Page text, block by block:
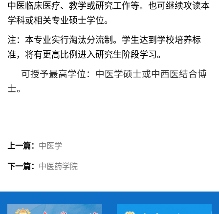
中医临床医疗、教学或研究工作等。也可继续攻读本
学科或相关专业硕士学位。
注：本专业实行淘汰分流制。学生达到学校培养标
准，将有更高比例进入研究生阶段学习。
可授予最高学位：中医学硕士或中西医结合博
士。
上一篇： 中医学
下一篇： 中医药学院